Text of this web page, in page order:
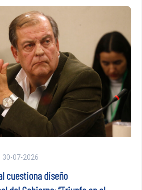
30-07-2026
cuestiona diseño